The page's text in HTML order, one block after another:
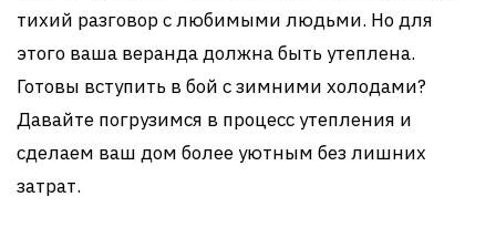
тихий разговор с любимыми людьми. Но для
этого ваша веранда должна быть утеплена.
Готовы вступить в бой с зимними холодами?
Давайте погрузимся в процесс утепления и
сделаем ваш дом более уютным без лишних
затрат.